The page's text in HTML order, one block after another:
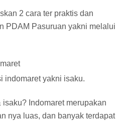
2 cara ter praktis dan
PDAM Pasuruan yakni melalui
indomaret yakni isaku.
Indomaret merupakan
nya luas, dan banyak terdapat